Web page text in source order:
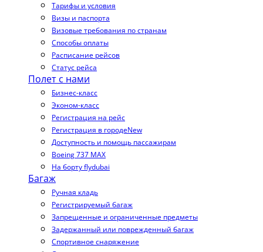
Тарифы и условия
Визы и паспорта
Визовые требования по странам
Способы оплаты
Расписание рейсов
Статус рейса
Полет с нами
Бизнес-класс
Эконом-класс
Регистрация на рейс
Регистрация в городеNew
Доступность и помощь пассажирам
Boeing 737 MAX
На борту flydubai
Багаж
Ручная кладь
Регистрируемый багаж
Запрещенные и ограниченные предметы
Задержанный или поврежденный багаж
Спортивное снаряжение